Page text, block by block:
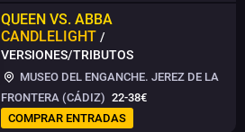
QUEEN VS. ABBA
CANDLELIGHT /
VERSIONES/TRIBUTOS
MUSEO DEL ENGANCHE. JEREZ DE LA
FRONTERA (CÁDIZ) 22-38€
COMPRAR ENTRADAS